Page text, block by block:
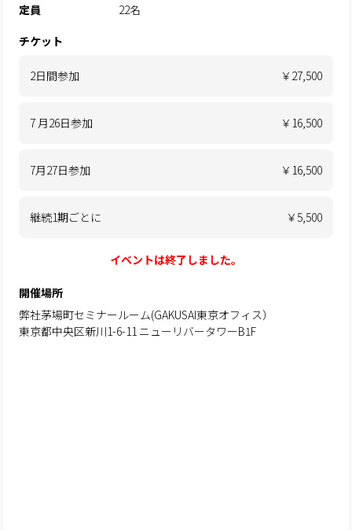
定員
22名
チケット
2日間参加 ￥27,500
7 月26日参加 ￥16,500
7月27日参加 ￥16,500
継続1期ごとに ￥5,500
イベントは終了しました。
開催場所
弊社茅場町セミナールーム(GAKUSAI東京オフィス）
東京都中央区新川1-6-11 ニューリバータワーB1F